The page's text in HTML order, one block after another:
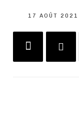
17 AOÛT 2021